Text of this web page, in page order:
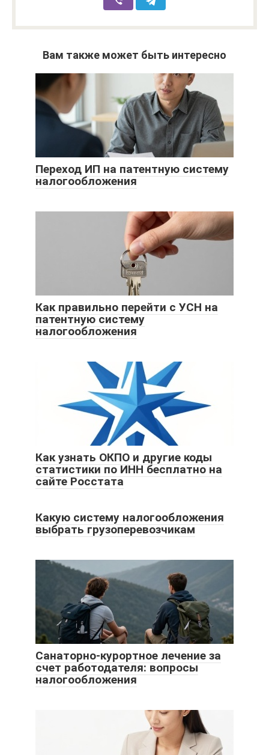
Вам также может быть интересно
Переход ИП на патентную систему
налогообложения
Как правильно перейти с УСН на
патентную систему
налогообложения
Как узнать ОКПО и другие коды
статистики по ИНН бесплатно на
сайте Росстата
Какую систему налогообложения
выбрать грузоперевозчикам
Cанаторно-курортное лечение за
счет работодателя: вопросы
налогообложения